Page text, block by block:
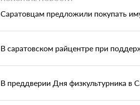
Саратовцам предложили покупать
В саратовском райцентре при
В преддверии Дня физкультурника в